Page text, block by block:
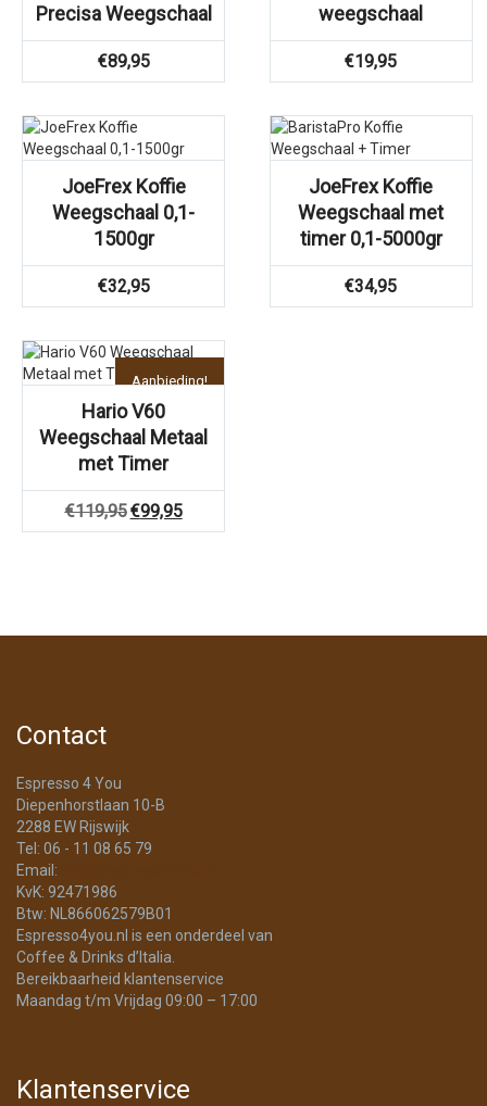
Precisa Weegschaal
€89,95
weegschaal
€19,95
JoeFrex Koffie
Weegschaal 0,1-
1500gr
€32,95
JoeFrex Koffie
Weegschaal met
timer 0,1-5000gr
€34,95
Aanbieding!
Hario V60
Weegschaal Metaal
met Timer
€119,95 Oorspronkelijke
prijs
€99,95Huidige
prijs
Contact
Espresso 4 You
Diepenhorstlaan 10-B
2288 EW Rijswijk
Tel: 06 - 11 08 65 79
Email:
KvK: 92471986
Btw: NL866062579B01
Espresso4you.nl is een onderdeel van
Coffee & Drinks d’Italia.
Bereikbaarheid klantenservice
Maandag t/m Vrijdag 09:00 – 17:00
Klantenservice